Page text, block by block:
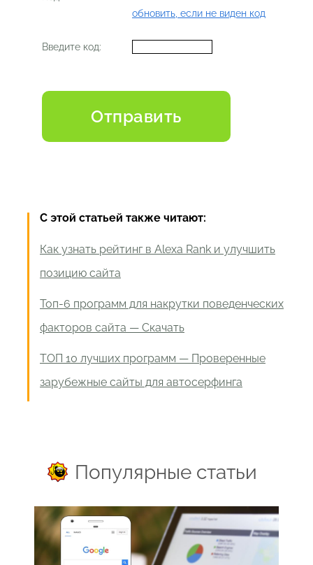
обновить, если не виден код
Введите код:
С этой статьей также читают:
Как узнать рейтинг в Alexa Rank и улучшить
позицию сайта
Топ-6 программ для накрутки поведенческих
факторов сайта — Скачать
ТОП 10 лучших программ — Проверенные
зарубежные сайты для автосерфинга
Популярные статьи